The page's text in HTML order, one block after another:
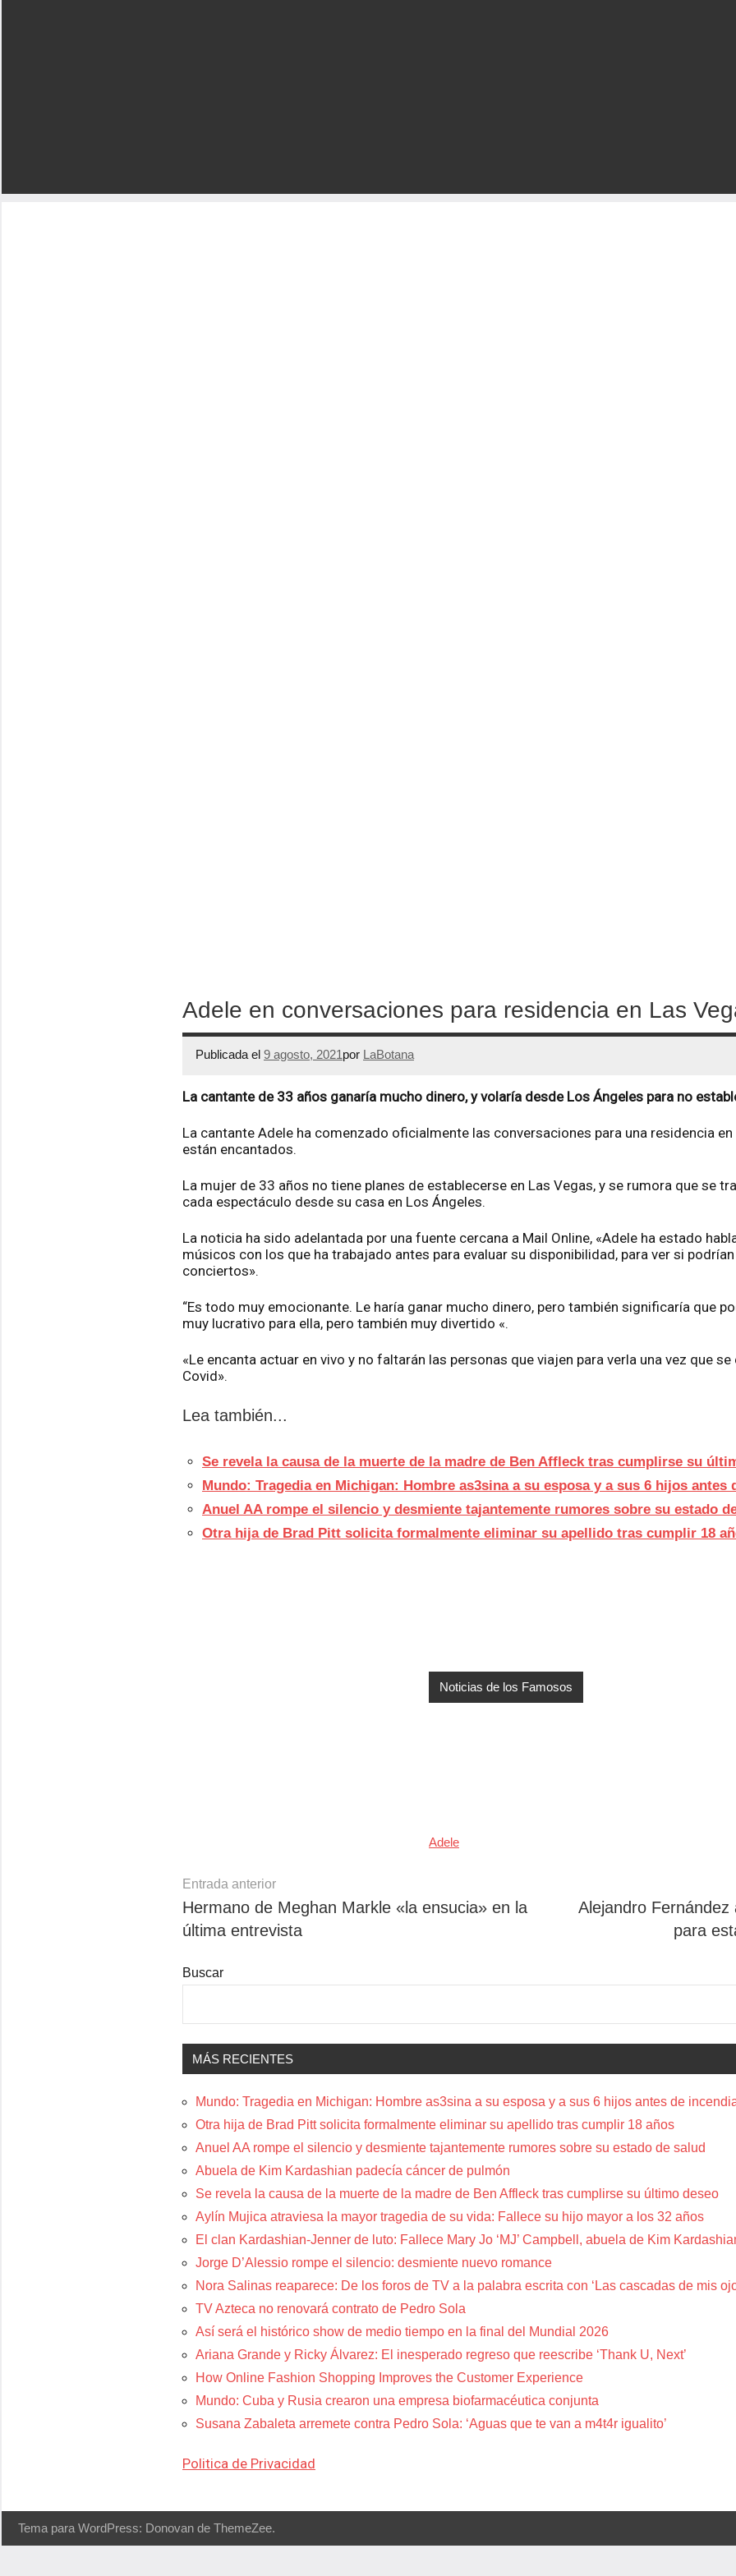
Adele en conversaciones para residencia en Las
Publicada el 9 agosto, 2021por LaBotana
La cantante de 33 años ganaría mucho dinero, y volaría desde Los Ángeles para no
La cantante Adele ha comenzado oficialmente las conversaciones para una residencia
están encantados.
La mujer de 33 años no tiene planes de establecerse en Las Vegas, y se rumora que se
cada espectáculo desde su casa en Los Ángeles.
La noticia ha sido adelantada por una fuente cercana a Mail Online, «Adele ha estado
músicos con los que ha trabajado antes para evaluar su disponibilidad, para ver si
conciertos».
“Es todo muy emocionante. Le haría ganar mucho dinero, pero también significaría que
muy lucrativo para ella, pero también muy divertido «.
«Le encanta actuar en vivo y no faltarán las personas que viajen para verla una vez que
Covid».
Lea también...
Se revela la causa de la muerte de la madre de Ben Affleck tras cumplirse su
Mundo: Tragedia en Michigan: Hombre as3sina a su esposa y a sus 6 hijos
Anuel AA rompe el silencio y desmiente tajantemente rumores sobre su estado
Otra hija de Brad Pitt solicita formalmente eliminar su apellido tras cumplir 18
Noticias de los Famosos
Adele
Navegación
de
entradas
Entrada anterior
Hermano de Meghan Markle «la ensucia» en la
última entrevista
Alejandro
para
Buscar
MÁS RECIENTES
Mundo: Tragedia en Michigan: Hombre as3sina a su esposa y a sus 6 hijos antes de
Otra hija de Brad Pitt solicita formalmente eliminar su apellido tras cumplir 18 años
Anuel AA rompe el silencio y desmiente tajantemente rumores sobre su estado de salud
Abuela de Kim Kardashian padecía cáncer de pulmón
Se revela la causa de la muerte de la madre de Ben Affleck tras cumplirse su último deseo
Aylín Mujica atraviesa la mayor tragedia de su vida: Fallece su hijo mayor a los 32 años
El clan Kardashian-Jenner de luto: Fallece Mary Jo ‘MJ’ Campbell, abuela de Kim
Jorge D’Alessio rompe el silencio: desmiente nuevo romance
Nora Salinas reaparece: De los foros de TV a la palabra escrita con ‘Las cascadas de mis
TV Azteca no renovará contrato de Pedro Sola
Así será el histórico show de medio tiempo en la final del Mundial 2026
Ariana Grande y Ricky Álvarez: El inesperado regreso que reescribe ‘Thank U, Next’
How Online Fashion Shopping Improves the Customer Experience
Mundo: Cuba y Rusia crearon una empresa biofarmacéutica conjunta
Susana Zabaleta arremete contra Pedro Sola: ‘Aguas que te van a m4t4r igualito’
Politica de Privacidad
Tema para WordPress: Donovan de ThemeZee.